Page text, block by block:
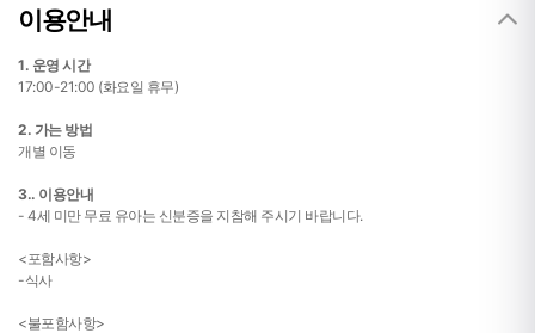
이용안내
1. 운영 시간
17:00-21:00 (화요일 휴무)
2. 가는 방법
개별 이동
3.. 이용안내
- 4세 미만 무료 유아는 신분증을 지참해 주시기 바랍니다.
<포함사항>
-식사
<불포함사항>